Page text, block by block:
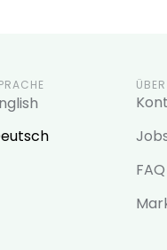
ÜBER
FAQ